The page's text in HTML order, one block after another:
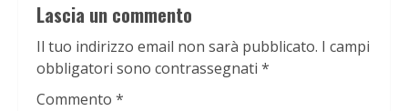
Lascia un commento
Il tuo indirizzo email non sarà pubblicato. I campi
obbligatori sono contrassegnati *
Commento *